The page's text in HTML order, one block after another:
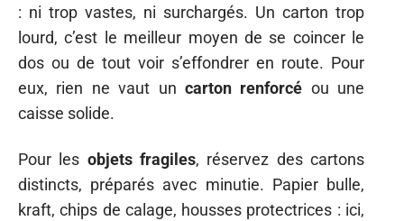
: ni trop vastes, ni surchargés. Un carton trop
lourd, c’est le meilleur moyen de se coincer le
dos ou de tout voir s’effondrer en route. Pour
eux, rien ne vaut un carton renforcé ou une
caisse solide.
Pour les objets fragiles, réservez des cartons
distincts, préparés avec minutie. Papier bulle,
kraft, chips de calage, housses protectrices : ici,